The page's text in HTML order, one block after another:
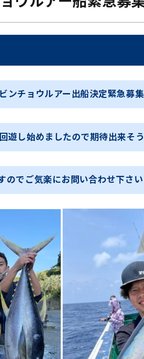
ンチョウルアー出船決定緊急募集
遊し始めましたので期待出来そ
のでご気楽にお問い合わせ下さい